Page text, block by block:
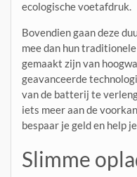
ecologische voetafdruk.
Bovendien gaan deze
mee dan hun
gemaakt zijn van
geavanceerde
van de batterij te
iets meer aan de
bespaar je geld en help
Slimme